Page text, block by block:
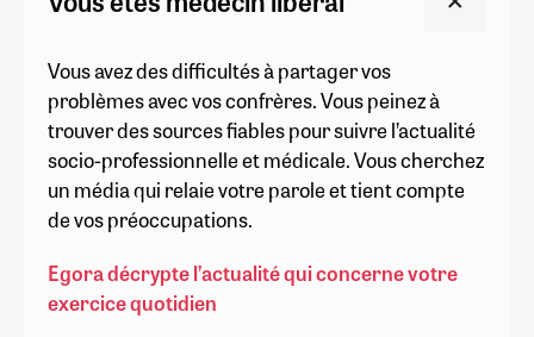
Vous avez des difficultés à partager vos
problèmes avec vos confrères. Vous peinez à
trouver des sources fiables pour suivre l’actualité
socio-professionnelle et médicale. Vous cherchez
un média qui relaie votre parole et tient compte
de vos préoccupations.
Egora décrypte l’actualité qui concerne votre
exercice quotidien